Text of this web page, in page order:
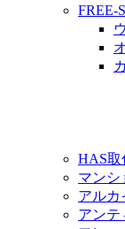
FREE-
HAS取
マンシ
アルカ
アンテ